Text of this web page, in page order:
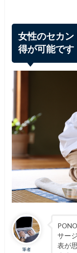
女性のセカン
得が可能です
筆者
サー
表が